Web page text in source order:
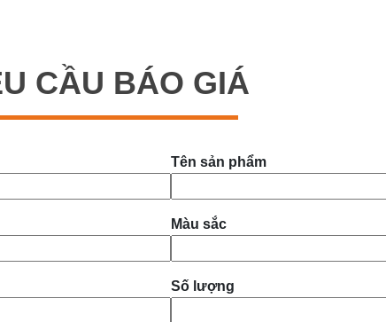
CẦU BÁO GIÁ
Tên sản phẩm
Màu sắc
Số lượng